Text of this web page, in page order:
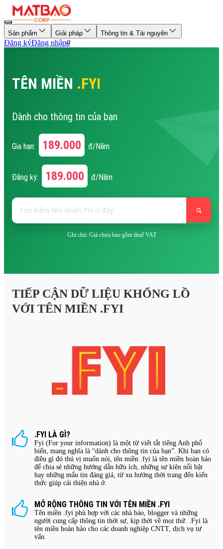
Sản phẩm Giải pháp Thông tin & Tài nguyên
Đăng kýĐăng nhập0
TÊN MIỀN .FYI
Dành cho thông tin của bạn
Gia hạn: 189.000 đ/Năm
Đăng ký: 189.000 đ/Năm
Ghi chú: Giá chưa bao gồm thuế VAT
TIẾP CẬN DỮ LIỆU KHỔNG LỒ
VỚI TÊN MIỀN .FYI
.FYI LÀ GÌ?
Fyi (For your information) là một từ viết tắt tiếng Anh phổ
biến, mang nghĩa là “dành cho thông tin của bạn”. Khi bạn có
điều gì đó thú vị muốn nói, tên miền .fyi là tên miền hoàn hảo
để chia sẻ những hướng dẫn hữu ích, những sự kiện nổi bật
hay những mẩu tin đáng giá, từ xu hướng thời trang đến kiến
thức giúp cải thiện nhà ở.
MỞ RỘNG THÔNG TIN VỚI TÊN MIỀN .FYI
Tên miền .fyi phù hợp với các nhà báo, blogger và những
người cung cấp thông tin thời sự, kịp thời về mọi thứ. .Fyi là
tên miền hoàn hảo cho các doanh nghiệp CNTT, dịch vụ tư
vấn.